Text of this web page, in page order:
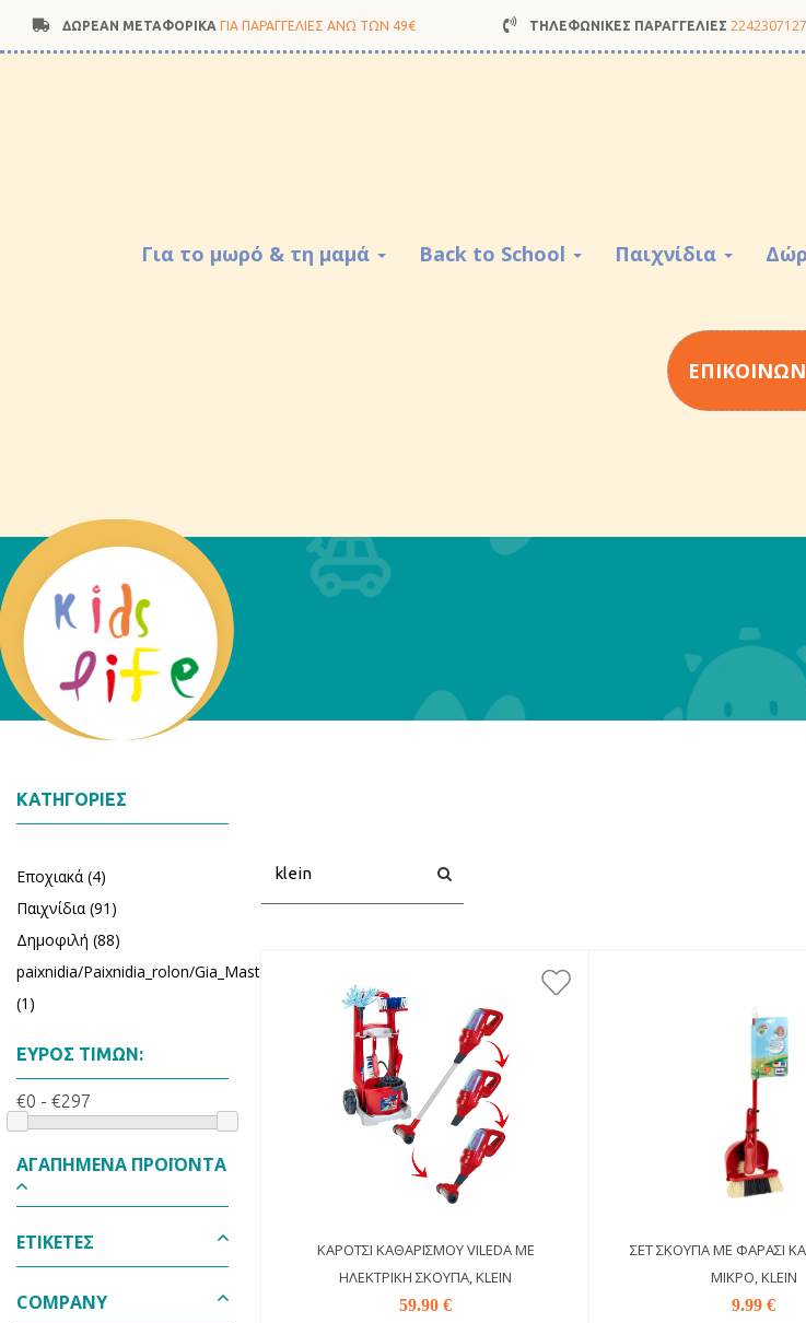
ΔΩΡΕΑΝ ΜΕΤΑΦΟΡΙΚΑ ΓΙΑ ΠΑΡΑΓΓΕΛΙΕΣ ΑΝΩ ΤΩΝ 49€ ΤΗΛΕΦΩΝΙΚΕΣ ΠΑΡΑΓΓΕΛΙΕΣ 2242307127
Για το μωρό & τη μαμά Back to School Παιχνίδια
ΚΑΤΗΓΟΡΊΕΣ
Εποχιακά (4)
Παιχνίδια (91)
Δημοφιλή (88)
paixnidia/Paixnidia_rolon/Gia_Mastores
(1)
ΕΎΡΟΣ ΤΙΜΏΝ:
€0 - €297
ΑΓΑΠΗΜΈΝΑ ΠΡΟΪΌΝΤΑ
ΕΤΙΚΈΤΕΣ
COMPANY
Αναζήτηση
ΚΑΡΌΤΣΙ ΚΑΘΑΡΙΣΜΟΎ VILEDA ΜΕ
ΗΛΕΚΤΡΙΚΉ ΣΚΟΎΠΑ, KLEIN
59.90 €
ΣΕΤ ΣΚΟΎΠΑ ΜΕ ΦΑΡΆΣΙ
ΜΙΚΡΌ, KLEIN
9.99 €